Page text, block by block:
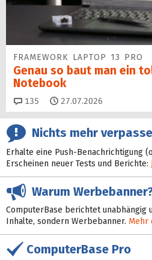
FRAMEWORK LAPTOP 13 PRO
Genau so baut man ein
Notebook
135 Kommentare
27.07.2026
Nichts mehr
Erhalte eine Push-Benachrichtigung
Erscheinen neuer Tests und Berichte:
Warum
ComputerBase berichtet unabhängig
Inhalte, sondern Werbebanner. Mehr
ComputerBase Pro